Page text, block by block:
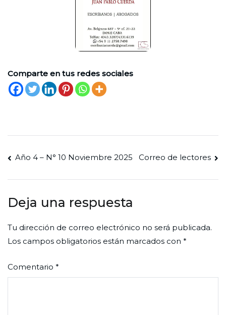
Comparte en tus redes sociales
Navegación
de
entradas
Año 4 – N° 10 Noviembre 2025 Correo de lectores
Deja una respuesta
Tu dirección de correo electrónico no será publicada.
Los campos obligatorios están marcados con *
Comentario *